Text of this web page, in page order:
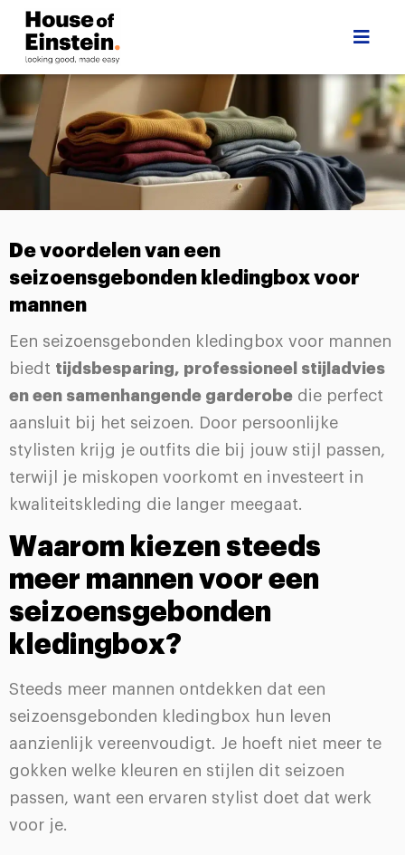
De voordelen van een
seizoensgebonden kledingbox voor
mannen
Een seizoensgebonden kledingbox voor mannen
biedt tijdsbesparing, professioneel stijladvies
en een samenhangende garderobe die perfect
aansluit bij het seizoen. Door persoonlijke
stylisten krijg je outfits die bij jouw stijl passen,
terwijl je miskopen voorkomt en investeert in
kwaliteitskleding die langer meegaat.
Waarom kiezen steeds
meer mannen voor een
seizoensgebonden
kledingbox?
Steeds meer mannen ontdekken dat een
seizoensgebonden kledingbox hun leven
aanzienlijk vereenvoudigt. Je hoeft niet meer te
gokken welke kleuren en stijlen dit seizoen
passen, want een ervaren stylist doet dat werk
voor je.